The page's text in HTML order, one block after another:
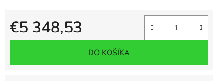
€5 348,53
Jednotková cena:
DO KOŠÍKA